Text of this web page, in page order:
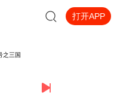
打开APP